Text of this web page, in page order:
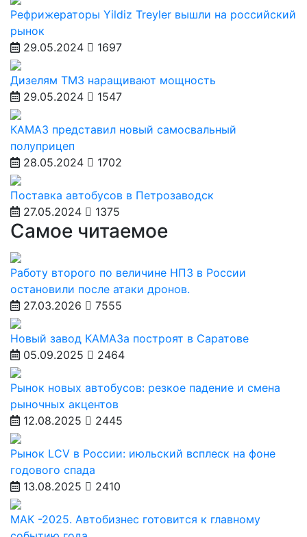
Рефрижераторы Yildiz Treyler вышли на российский
рынок
29.05.2024
1697
Дизелям ТМЗ наращивают мощность
29.05.2024
1547
КАМАЗ представил новый самосвальный
полуприцеп
28.05.2024
1702
Поставка автобусов в Петрозаводск
27.05.2024
1375
Самое читаемое
Работу второго по величине НПЗ в России
остановили после атаки дронов.
27.03.2026
7555
Новый завод КАМАЗа построят в Саратове
05.09.2025
2464
Рынок новых автобусов: резкое падение и смена
рыночных акцентов
12.08.2025
2445
Рынок LCV в России: июльский всплеск на фоне
годового спада
13.08.2025
2410
МАК -2025. Автобизнес готовится к главному